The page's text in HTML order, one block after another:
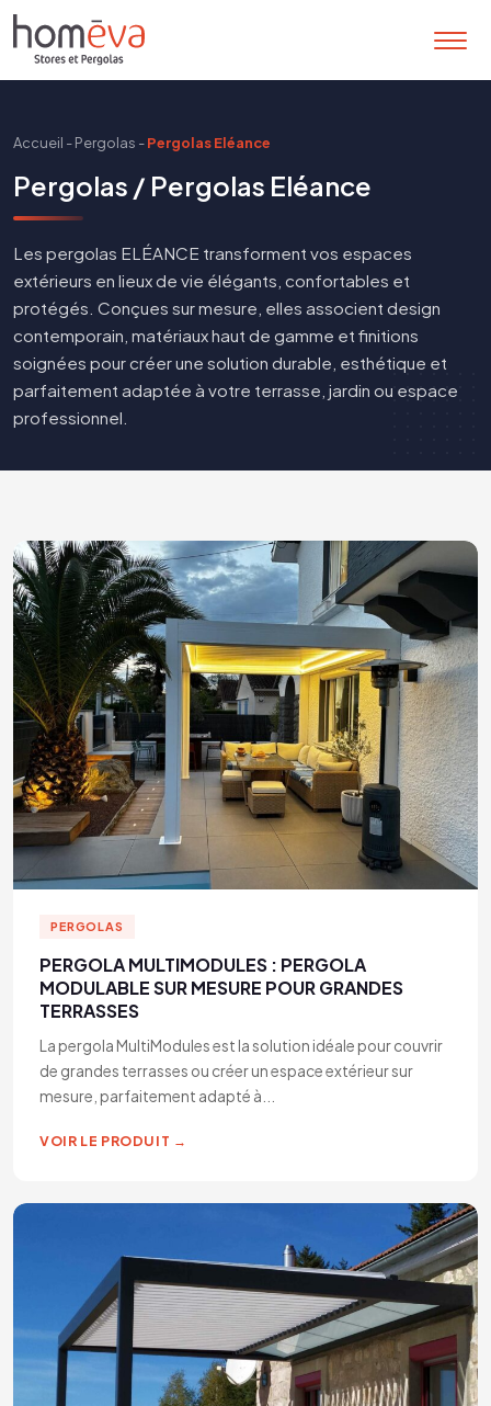
Accueil -Pergolas -Pergolas Eléance
Pergolas / Pergolas Eléance
Les pergolas ELÉANCE transforment vos espaces
extérieurs en lieux de vie élégants, confortables et
protégés. Conçues sur mesure, elles associent design
contemporain, matériaux haut de gamme et finitions
soignées pour créer une solution durable, esthétique et
parfaitement adaptée à votre terrasse, jardin ou espace
professionnel.
PERGOLAS
PERGOLA MULTIMODULES : PERGOLA
MODULABLE SUR MESURE POUR GRANDES
TERRASSES
La pergola MultiModules est la solution idéale pour couvrir
de grandes terrasses ou créer un espace extérieur sur
mesure, parfaitement adapté à...
VOIR LE PRODUIT →